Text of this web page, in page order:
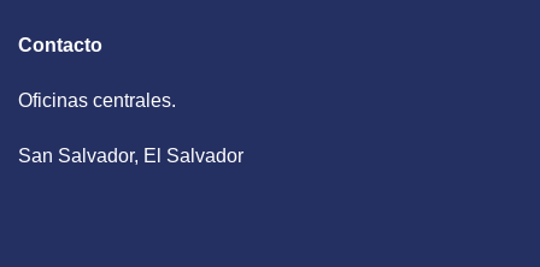
Contacto
Oficinas centrales.
San Salvador, El Salvador